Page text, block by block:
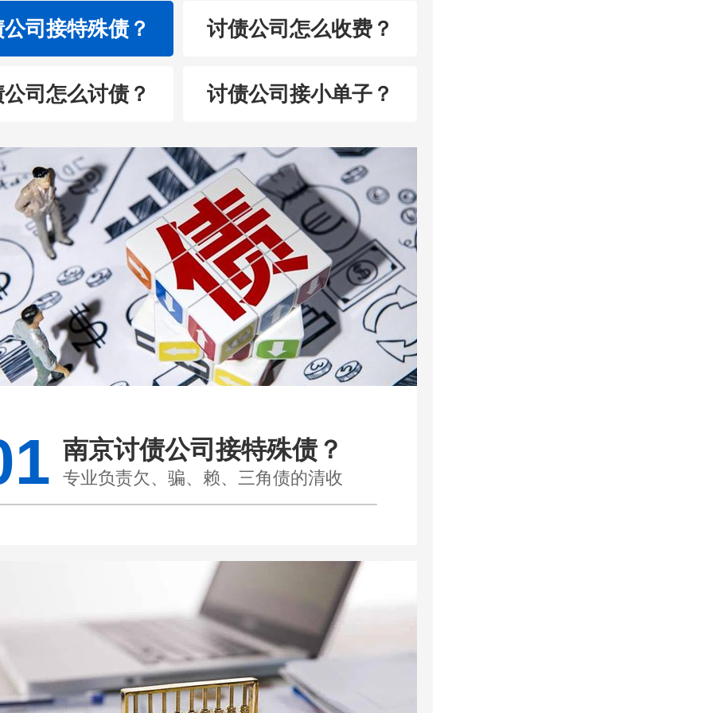
司接特殊债？ 讨债公司怎么收费？
司怎么讨债？ 讨债公司接小单子？
南京讨债公司接特殊债？
专业负责欠、骗、赖、三角债的清收